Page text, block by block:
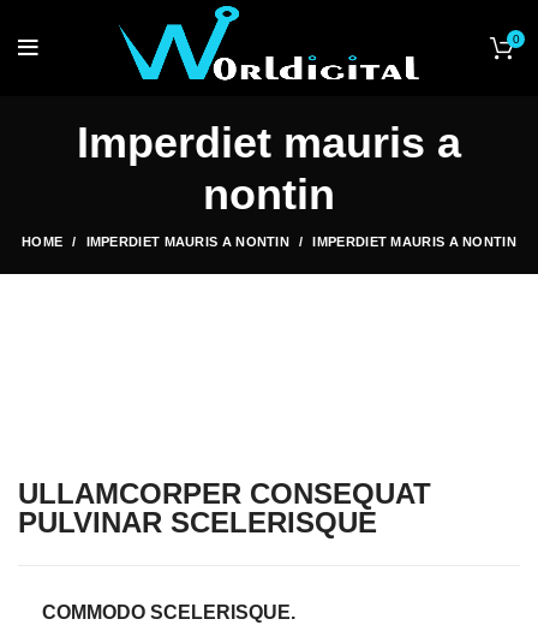
0
Imperdiet mauris a
nontin
HOME IMPERDIET MAURIS A NONTIN IMPERDIET MAURIS A NONTIN
ULLAMCORPER CONSEQUAT
PULVINAR SCELERISQUE
COMMODO SCELERISQUE.